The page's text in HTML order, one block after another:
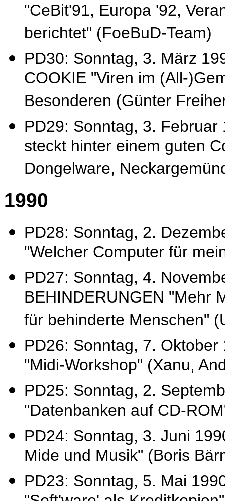
"CeBit'91, Europa '92,
berichtet" (FoeBuD-Team)
PD30: Sonntag, 3. März
COOKIE "Viren im (All-
Besonderen (Günter
PD29: Sonntag, 3. Februar
steckt hinter einem guten
Dongelware,
1990
PD28: Sonntag, 2.
"Welcher Computer für
PD27: Sonntag, 4.
BEHINDERUNGEN "Mehr
für behinderte Menschen"
PD26: Sonntag, 7.
"Midi-Workshop" (Xanu,
PD25: Sonntag, 2.
"Datenbanken auf CD-
PD24: Sonntag, 3. Juni
Mide und Musik" (Boris
PD23: Sonntag, 5. Mai